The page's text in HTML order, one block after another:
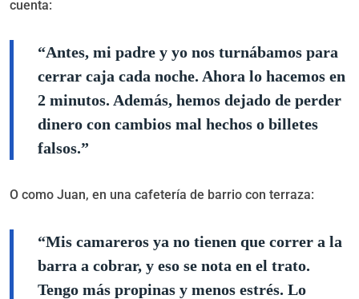
cuenta:
“Antes, mi padre y yo nos turnábamos para
cerrar caja cada noche. Ahora lo hacemos en
2 minutos. Además, hemos dejado de perder
dinero con cambios mal hechos o billetes
falsos.”
O como Juan, en una cafetería de barrio con terraza:
“Mis camareros ya no tienen que correr a la
barra a cobrar, y eso se nota en el trato.
Tengo más propinas y menos estrés. Lo